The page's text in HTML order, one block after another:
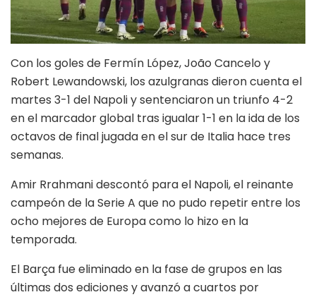
Con los goles de Fermín López, João Cancelo y
Robert Lewandowski, los azulgranas dieron cuenta el
martes 3-1 del Napoli y sentenciaron un triunfo 4-2
en el marcador global tras igualar 1-1 en la ida de los
octavos de final jugada en el sur de Italia hace tres
semanas.
Amir Rrahmani descontó para el Napoli, el reinante
campeón de la Serie A que no pudo repetir entre los
ocho mejores de Europa como lo hizo en la
temporada.
El Barça fue eliminado en la fase de grupos en las
últimas dos ediciones y avanzó a cuartos por